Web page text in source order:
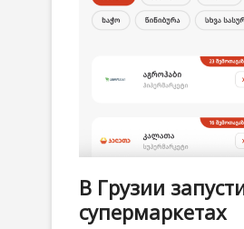
В Грузии
супермаркетах